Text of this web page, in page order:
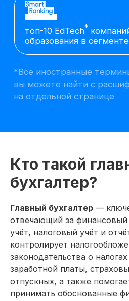
Кто такой
бухгалтер?
Главный бухгалтер —
отвечающий за финансовый
учёт, налоговый учёт и
контролирует
законодательства о
заработной платы,
отпускных, а также
принимать обоснованные
Претендуйте
на рабочее
место после
курса